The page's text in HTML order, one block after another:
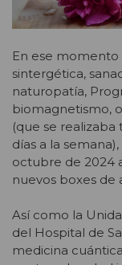
En ese
sintergética,
naturopatía,
biomagnetismo,
(que se
días a la
octubre de 2024
nuevos boxes de
Así como la
del Hospital de
medicina